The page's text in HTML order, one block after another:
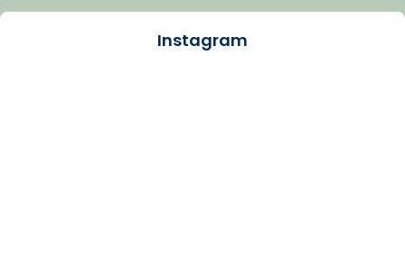
Arquebisbat de Barcelona
Instagram